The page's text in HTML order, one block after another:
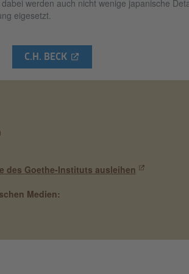
werden auch nicht wenige japanische
eigesetzt.
C.H. BECK
des Goethe-Instituts ausleihen
Medien: